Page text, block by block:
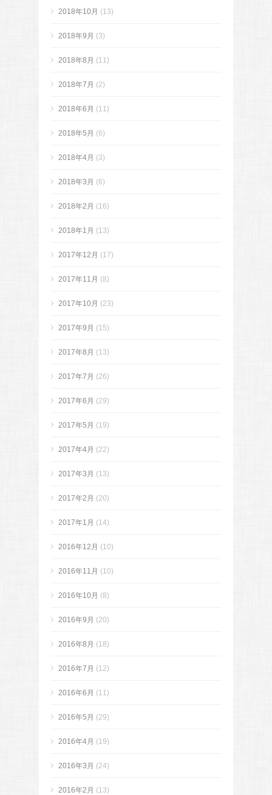
2018年10月 (13)
2018年9月 (3)
2018年8月 (11)
2018年7月 (2)
2018年6月 (11)
2018年5月 (6)
2018年4月 (3)
2018年3月 (6)
2018年2月 (16)
2018年1月 (13)
2017年12月 (17)
2017年11月 (8)
2017年10月 (23)
2017年9月 (15)
2017年8月 (13)
2017年7月 (26)
2017年6月 (29)
2017年5月 (19)
2017年4月 (22)
2017年3月 (13)
2017年2月 (20)
2017年1月 (14)
2016年12月 (10)
2016年11月 (10)
2016年10月 (8)
2016年9月 (20)
2016年8月 (18)
2016年7月 (12)
2016年6月 (11)
2016年5月 (29)
2016年4月 (19)
2016年3月 (24)
2016年2月 (13)